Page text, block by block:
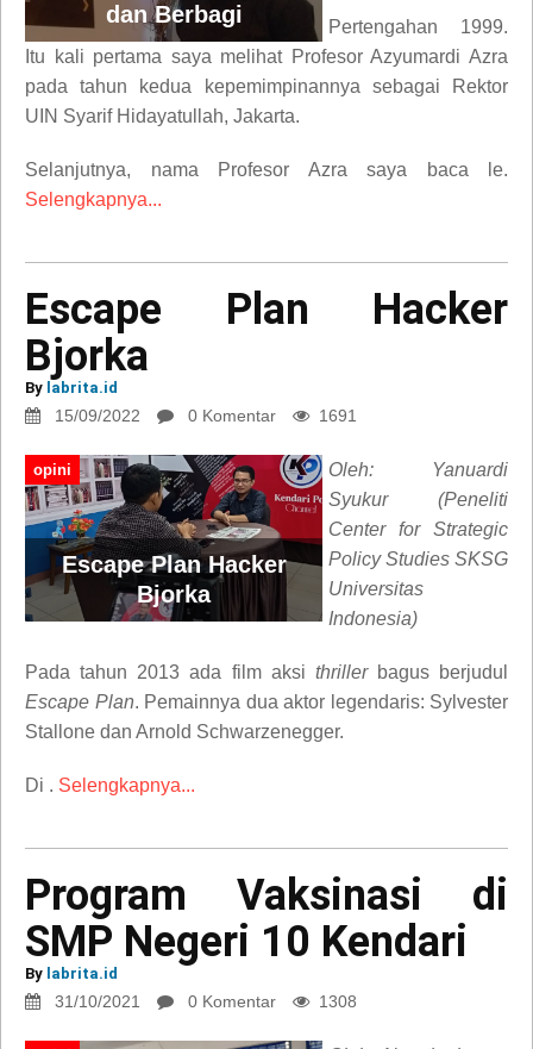
dan Berbagi
Pertengahan 1999.
Itu kali pertama saya melihat Profesor Azyumardi Azra
pada tahun kedua kepemimpinannya sebagai Rektor
UIN Syarif Hidayatullah, Jakarta.
Selanjutnya, nama Profesor Azra saya baca le.
Selengkapnya...
Escape Plan Hacker
Bjorka
By labrita.id
15/09/2022 0 Komentar 1691
opini
Escape Plan Hacker
Bjorka
Oleh: Yanuardi
Syukur (Peneliti
Center for Strategic
Policy Studies SKSG
Universitas
Indonesia)
Pada tahun 2013 ada film aksi thrillerbagus berjudul
Escape Plan. Pemainnya dua aktor legendaris: Sylvester
Stallone dan Arnold Schwarzenegger.
Di . Selengkapnya...
Program Vaksinasi di
SMP Negeri 10 Kendari
By labrita.id
31/10/2021 0 Komentar 1308